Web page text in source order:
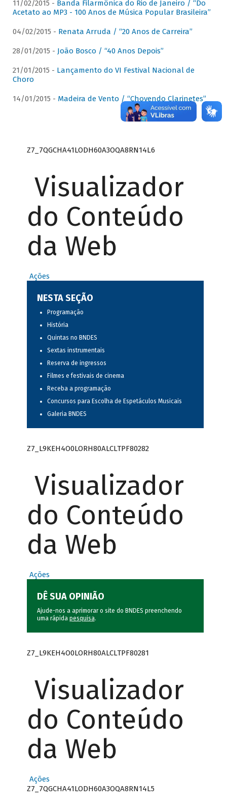
11/02/2015 - Banda Filarmônica do Rio de Janeiro / “Do
Acetato ao MP3 - 100 Anos de Música Popular Brasileira”
04/02/2015 - Renata Arruda / “20 Anos de Carreira”
28/01/2015 - João Bosco / “40 Anos Depois”
21/01/2015 - Lançamento do VI Festival Nacional de
Choro
14/01/2015 - Madeira de Vento / “Chovendo Clarinetes”
Z7_7QGCHA41LODH60A3OQA8RN14L6
Visualizador
do Conteúdo
da Web
Ações
NESTA SEÇÃO
Programação
História
Quintas no BNDES
Sextas instrumentais
Reserva de ingressos
Filmes e festivais de cinema
Receba a programação
Concursos para Escolha de Espetáculos Musicais
Galeria BNDES
Z7_L9KEH4O0LORH80ALCLTPF80282
Visualizador
do Conteúdo
da Web
Ações
DÊ SUA OPINIÃO
Ajude-nos a aprimorar o site do BNDES preenchendo
uma rápida pesquisa.
Z7_L9KEH4O0LORH80ALCLTPF80281
Visualizador
do Conteúdo
da Web
Ações
Z7_7QGCHA41LODH60A3OQA8RN14L5